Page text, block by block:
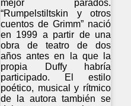
mejor parados.
“Rumpelstiltskin y otros
cuentos de Grimm” nació
en 1999 a partir de una
obra de teatro de dos
años antes en la que la
propia Duffy habría
participado. El estilo
poético, musical y rítmico
de la autora también se